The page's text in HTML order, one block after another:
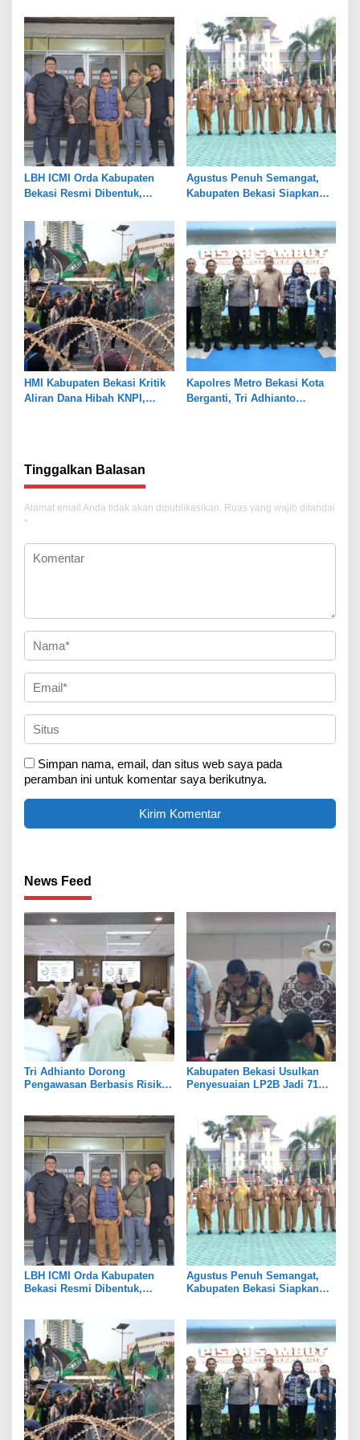
Kelola
Industri dan Pertanian
LBH ICMI Orda Kabupaten
Bekasi Resmi Dibentuk,
Pendampingan Hukum
Agustus Penuh Semangat,
Kabupaten Bekasi Siapkan
Hari Besar
HMI Kabupaten Bekasi Kritik
Aliran Dana Hibah KNPI,
Kapolres Metro Bekasi Kota
Berganti, Tri Adhianto
Tinggalkan Balasan
Alamat email Anda tidak akan dipublikasikan. Ruas yang wajib ditandai
*
Simpan nama, email, dan situs web saya pada
peramban ini untuk komentar saya berikutnya.
News Feed
Tri Adhianto Dorong
Pengawasan Berbasis Risiko,
Kabupaten Bekasi Usulkan
Penyesuaian LP2B Jadi 71
LBH ICMI Orda Kabupaten
Bekasi Resmi Dibentuk,
Agustus Penuh Semangat,
Kabupaten Bekasi Siapkan